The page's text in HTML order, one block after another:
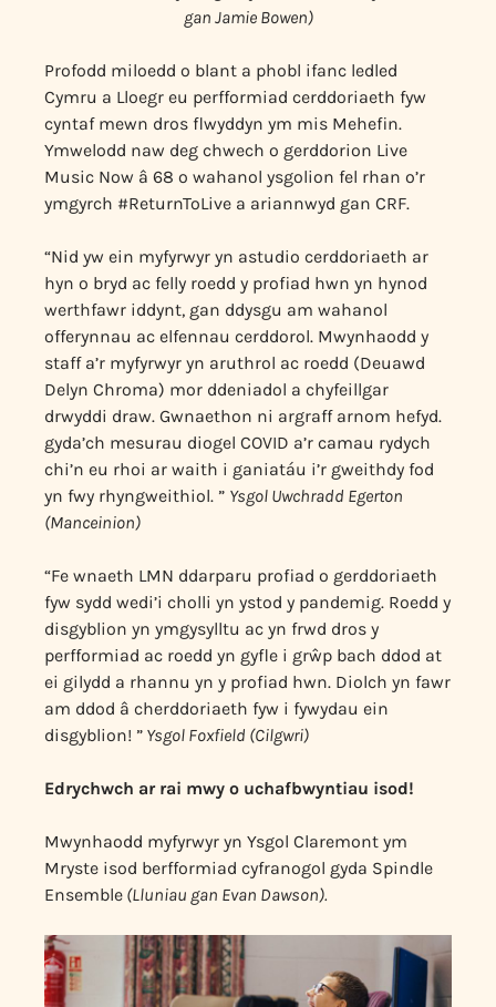
gan Jamie Bowen)
Profodd miloedd o blant a phobl ifanc ledled
Cymru a Lloegr eu perfformiad cerddoriaeth fyw
cyntaf mewn dros flwyddyn ym mis Mehefin.
Ymwelodd naw deg chwech o gerddorion Live
Music Now â 68 o wahanol ysgolion fel rhan o’r
ymgyrch #ReturnToLive a ariannwyd gan CRF.
“Nid yw ein myfyrwyr yn astudio cerddoriaeth ar
hyn o bryd ac felly roedd y profiad hwn yn hynod
werthfawr iddynt, gan ddysgu am wahanol
offerynnau ac elfennau cerddorol. Mwynhaodd y
staff a’r myfyrwyr yn aruthrol ac roedd (Deuawd
Delyn Chroma) mor ddeniadol a chyfeillgar
drwyddi draw. Gwnaethon ni argraff arnom hefyd.
gyda’ch mesurau diogel COVID a’r camau rydych
chi’n eu rhoi ar waith i ganiatáu i’r gweithdy fod
yn fwy rhyngweithiol. ” Ysgol Uwchradd Egerton
(Manceinion)
“Fe wnaeth LMN ddarparu profiad o gerddoriaeth
fyw sydd wedi’i cholli yn ystod y pandemig. Roedd y
disgyblion yn ymgysylltu ac yn frwd dros y
perfformiad ac roedd yn gyfle i grŵp bach ddod at
ei gilydd a rhannu yn y profiad hwn. Diolch yn fawr
am ddod â cherddoriaeth fyw i fywydau ein
disgyblion! ” Ysgol Foxfield (Cilgwri)
Edrychwch ar rai mwy o uchafbwyntiau isod!
Mwynhaodd myfyrwyr yn Ysgol Claremont ym
Mryste isod berfformiad cyfranogol gyda Spindle
Ensemble (Lluniau gan Evan Dawson).